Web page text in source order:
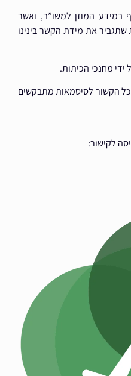
במידע המוזן למשו”ב, ואשר
את מידת הקשר בינינו
מחנכי הכיתות.
הקשור לסיסמאות מתבקשים
לקישור: